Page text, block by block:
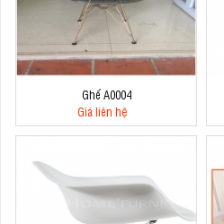
Ghế A0004
Giá liên hệ